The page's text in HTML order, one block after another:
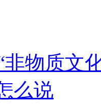
物质文
么说